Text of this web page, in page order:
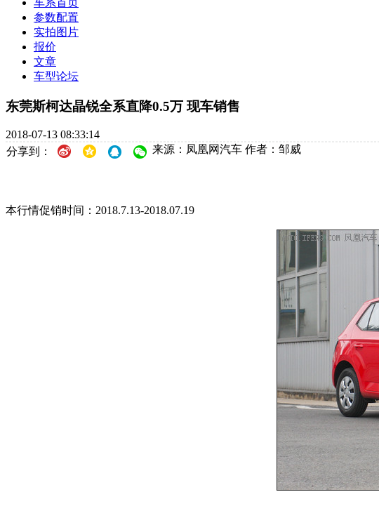
参数配置
实拍图片
报价
文章
车型论坛
东莞斯柯达晶锐全系直降0.5万 现车销售
2018-07-13 08:33:14
分享到：
来源：凤凰网汽车 作者：邹威
本行情促销时间：2018.7.13-2018.07.19